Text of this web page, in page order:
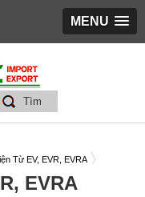
MENU
Từ EV, EVR, EVRA
EVRA